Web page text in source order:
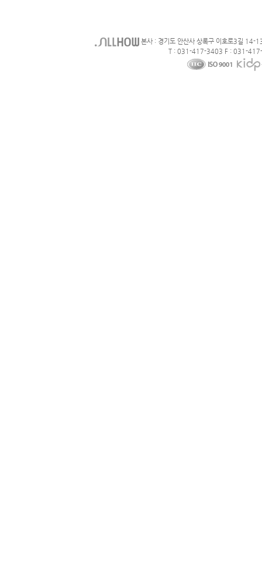
본사 : 경기도 안산사 상록구 이호로3길 14-
T : 031-417-3403 F : 031-